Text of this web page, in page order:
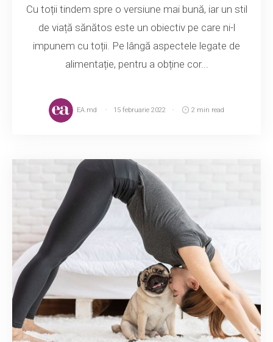
Cu toții tindem spre o versiune mai bună, iar un stil
de viață sănătos este un obiectiv pe care ni-l
impunem cu toții. Pe lângă aspectele legate de
alimentație, pentru a obține cor...
EA.md 15 februarie 2022 2 min read